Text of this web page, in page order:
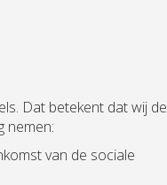
Dat betekent dat wij de
nemen:
van de sociale